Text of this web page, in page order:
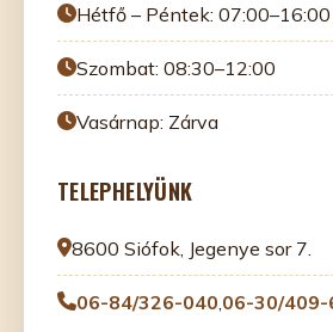
Hétfő – Péntek: 07:00–16:00
Szombat: 08:30–12:00
Vasárnap: Zárva
TELEPHELYÜNK
8600 Siófok, Jegenye sor 7.
06-84/326-040,06-30/409-